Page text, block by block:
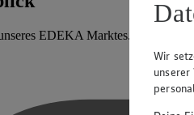
EDEKA Marktes.
Wir